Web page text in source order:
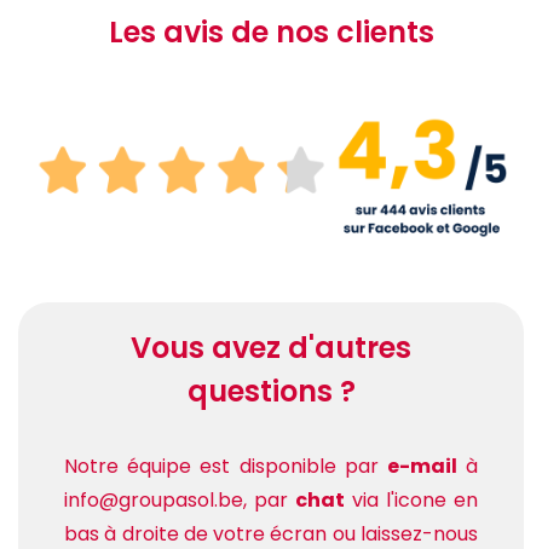
Les avis de nos clients
Vous avez d'autres
questions ?
Notre équipe est disponible par e-mail à
info@groupasol.be, par chat via l'icone en
bas à droite de votre écran ou laissez-nous